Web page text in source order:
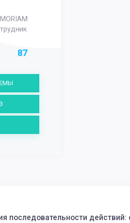
87
последовательности действий: